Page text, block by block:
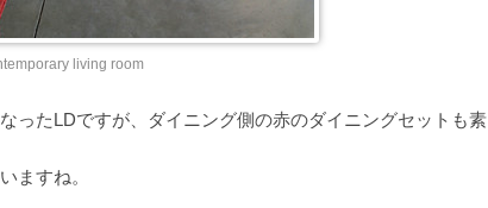
living room
ったLDですが、ダイニング側の赤のダイニングセットも素
ますね。